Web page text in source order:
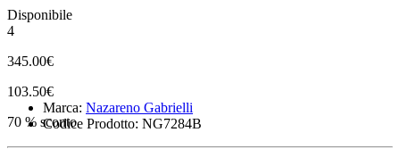
Disponibile
4
345.00€
103.50€
70 % sconto
Marca: Nazareno Gabrielli
Codice Prodotto: NG7284B